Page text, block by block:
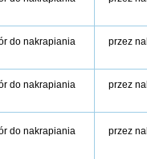
do nakrapiania przez
do nakrapiania przez
do nakrapiania przez